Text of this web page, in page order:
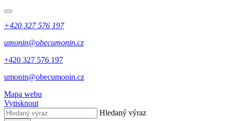
+420 327 576 197
umonin@obecumonin.cz
+420 327 576 197
umonin@obecumonin.cz
Mapa webu
Vytisknout
Hledaný výraz